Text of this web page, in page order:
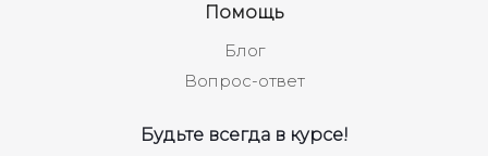
Помощь
Блог
Вопрос-ответ
Будьте всегда в курсе!